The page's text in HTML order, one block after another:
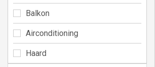
Balkon
Airconditioning
Haard